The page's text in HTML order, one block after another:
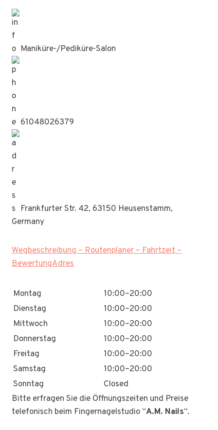
Maniküre-/Pediküre-Salon
61048026379
Frankfurter Str. 42, 63150 Heusenstamm,
Germany
Wegbeschreibung – Routenplaner – Fahrtzeit –
BewertungAdres
Montag
10:00–20:00
Dienstag
10:00–20:00
Mittwoch
10:00–20:00
Donnerstag
10:00–20:00
Freitag
10:00–20:00
Samstag
10:00–20:00
Sonntag
Closed
Bitte erfragen Sie die Öffnungszeiten und Preise
telefonisch beim Fingernagelstudio “A.M. Nails“.